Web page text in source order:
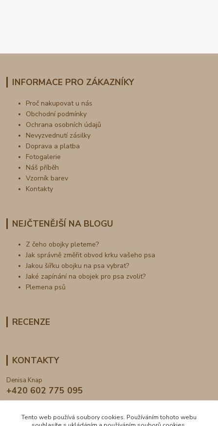
INFORMACE PRO ZÁKAZNÍKY
Proč nakupovat u nás
Obchodní podmínky
Ochrana osobních údajů
Nevyzvednutí zásilky
Doprava a platba
Fotogalerie
Náš příběh
Vzorník barev
Kontakty
NEJČTENĚJŠÍ NA BLOGU
Z čeho obojky pleteme?
Jak správně změřit obvod krku vašeho psa
Jakou šířku obojku na psa vybrat?
Jaké zapínání na obojek pro psa zvolit?
Plemena psů
RECENZE
KONTAKTY
Denisa Knap
+420 602 775 095
Tento web používá soubory cookies. Používáním tohoto webu